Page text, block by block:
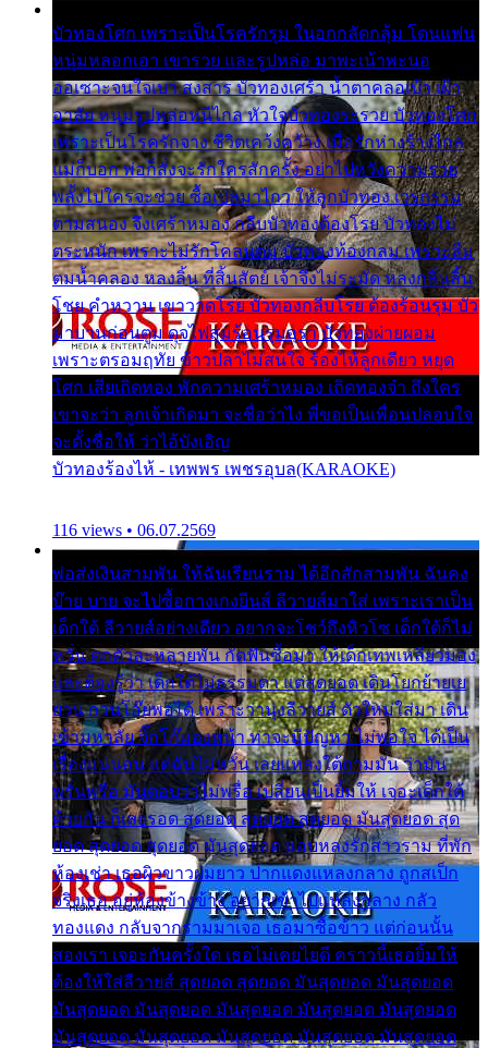
บัวทองโศก เพราะเป็นโรครักรุม ในอกกลัดกลุ้ม โดนแฟน
หนุ่มหลอกเอา เขารวย และรูปหล่อ มาพะเน้าพะนอ
ออเซาะจนใจเบา สงสาร บัวทองเศร้า น้ำตาคลอเบ้า เฝ้า
อาลัย หนุ่มรูปหล่อหนีไกล หัวใจบัวทองระรวย บัวทองโศก
เพราะเป็นโรครักจาง ชีวิตเคว้งคว้าง เมื่อรักห่างร้างไกล
แม่ก็บอก พ่อก็สั่งจะรักใครสักครั้ง อย่าไปหวังความรวย
พลั้งไปใครจะช่วย ซื้อเปลมาไกว ให้ลูกบัวทอง เวรกรรม
ตามสนอง จึงเศร้าหมอง กลีบบัวทองต้องโรย บัวทองไม่
ตระหนัก เพราะไม่รักโคลนตม บัวทองท้องกลม เพราะลืม
ตมน้ำคลอง หลงลิ้น ที่สิ้นสัตย์ เจ้าจึงไม่ระมัด หลงกลิ่นลิ้น
โชย คำหวาน เขาวาดโรย บัวทองกลีบโรย ต้องร้อนรุม บัว
มาบานก่อนตูม ดุจไฟสุมร้อนรุมอุรา บัวทองผ่ายผอม
เพราะตรอมฤทัย ข้าวปลาไม่สนใจ ร้องไห้ลูกเดียว หยุด
โศก เสียเถิดทอง พักความเศร้าหมอง เถิดทองจ๋า ถึงใคร
เขาจะว่า ลูกเจ้าเกิดมา จะชื่อว่าไง พี่ขอเป็นเพื่อนปลอบใจ
จะตั้งชื่อให้ ว่าไอ้บังเอิญ
บัวทองร้องไห้ - เทพพร เพชรอุบล(KARAOKE)
116 views • 06.07.2569
พ่อส่งเงินสามพัน ให้ฉันเรียนราม ได้อีกสักสามพัน ฉันคง
บ๊าย บาย จะไปซื้อกางเกงยีนส์ ลีวายส์มาใส่ เพราะเราเป็น
เด็กใต้ ลีวายส์อย่างเดียว อยากจะโชว์ถึงหิวโซ เด็กใต้ก็ไม่
หวั่น ตกตัวละหลายพัน กัดฟันซื้อมา ให้เด็กเทพเหลียวมอง
และต้องรู้ว่า เด็กใต้ไม่ธรรมดา แต่สุดยอด เดินโยกย้ายเย
ยวน กวนโอ๊ยพอได้ เพราะว่านุ่งลีวายส์ ตัวใหม่ใส่มา เดิน
เข้ามหาลัย จิ๊กโก๊มองหน้า ท่าจะมีปัญหา ไม่พอใจ ได้เป็น
เรื่องแน่นอน แต่ฉันไม่หวั่น เลยแหลงใต้ถามมัน ว่ามัน
พรั่นพรือ มันตอบว่าไม่พรื่อ เปลี่ยนเป็นยิ้มให้ เจอะเด็กใต้
ด้วยกัน ก็เลยรอด สุดยอด สุดยอด สุดยอด มันสุดยอด สุด
ยอด สุดยอด สุดยอด มันสุดยอด แอบหลงรักสาวราม ที่พัก
ห้องเช่า เธอผิวขาวผมยาว ปากแดงแหลงกลาง ถูกสเป็ก
จริงเธอ อยู่ห้องข้างข้าง อยากเข้าไปแหลงกลาง กลัว
ทองแดง กลับจากรามมาเจอ เธอมาซื้อข้าว แต่ก่อนนั้น
สองเรา เจอะกันครั้งใด เธอไม่เคยไยดี คราวนี้เธอยิ้มให้
ต้องให้ใส่ลีวายส์ สุดยอด สุดยอด มันสุดยอด มันสุดยอด
มันสุดยอด มันสุดยอด มันสุดยอด มันสุดยอด มันสุดยอด
มันสุดยอด มันสุดยอด มันสุดยอด มันสุดยอด มันสุดยอด